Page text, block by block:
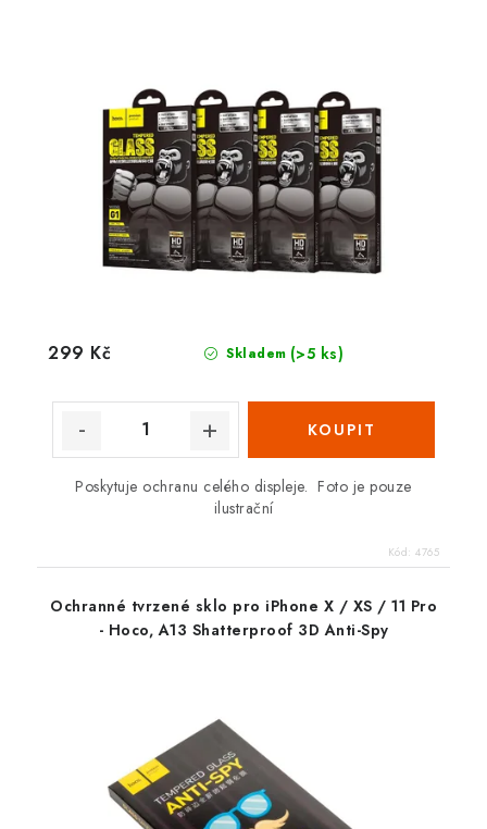
Skladem (>5 ks)
299 Kč
Poskytuje ochranu celého displeje. Foto je pouze
ilustrační
Kód: 4765
Ochranné tvrzené sklo pro iPhone X / XS / 11 Pro
- Hoco, A13 Shatterproof 3D Anti-Spy